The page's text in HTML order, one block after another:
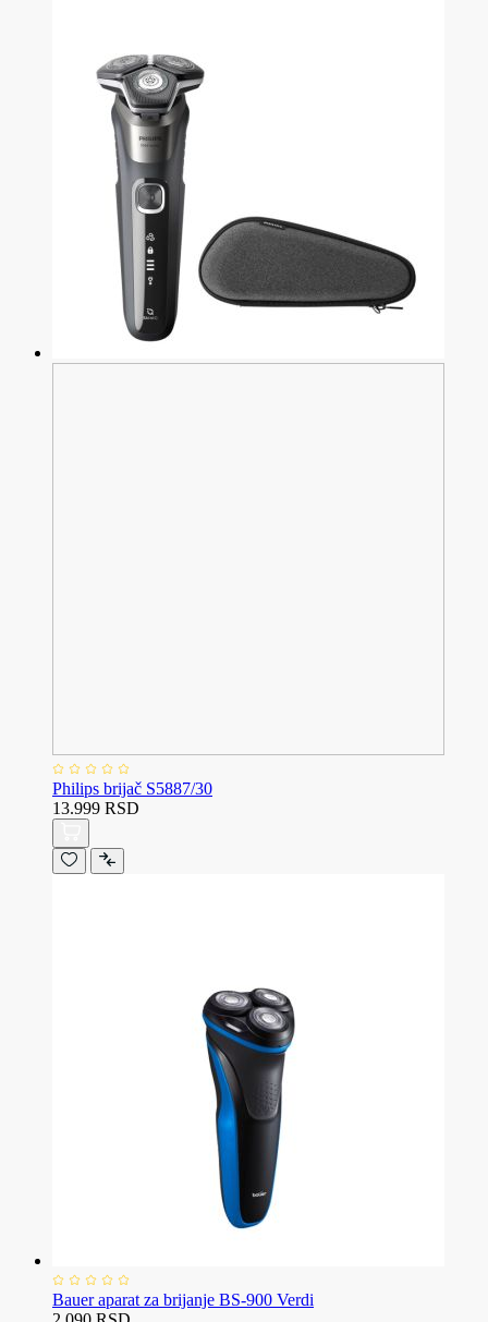
Philips brijač S5887/30
13.999 RSD
Bauer aparat za brijanje BS-900 Verdi